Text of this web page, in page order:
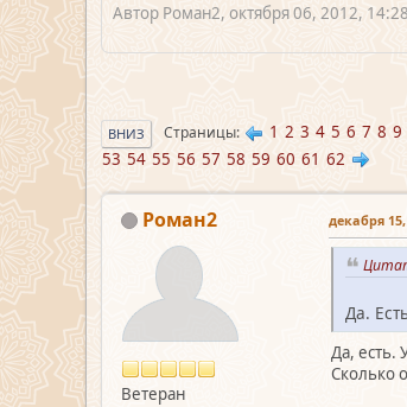
Автор Роман2, октября 06, 2012,
ВНИЗ Страницы 1 2 3 4 5 6 7 8 9
53 54 55 56 57 58 59 60 61 62
Роман2
Ветеран
декабря 15,
Да.
Да, есть.
Сколько